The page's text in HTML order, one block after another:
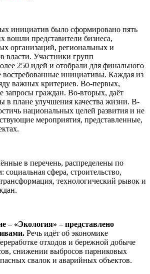
инициатив было сформировано пять
вошли представители бизнеса,
организаций, региональных и
власти. Участники групп
250 идей и отобрали для финального
востребованные инициативы. Каждая из
важных критериев. Во-первых,
запросы граждан. Во-вторых, даёт
в плане улучшения качества жизни. В-
национальных целей развития и не
мероприятия, представленные,
в перечень, распределены по
сфера, строительство,
технологический рывок и
– «Экология» – представлено
Речь идёт об экономике
отходов и бережной добыче
снижении выбросов парниковых
свалок и аварийных объектов.